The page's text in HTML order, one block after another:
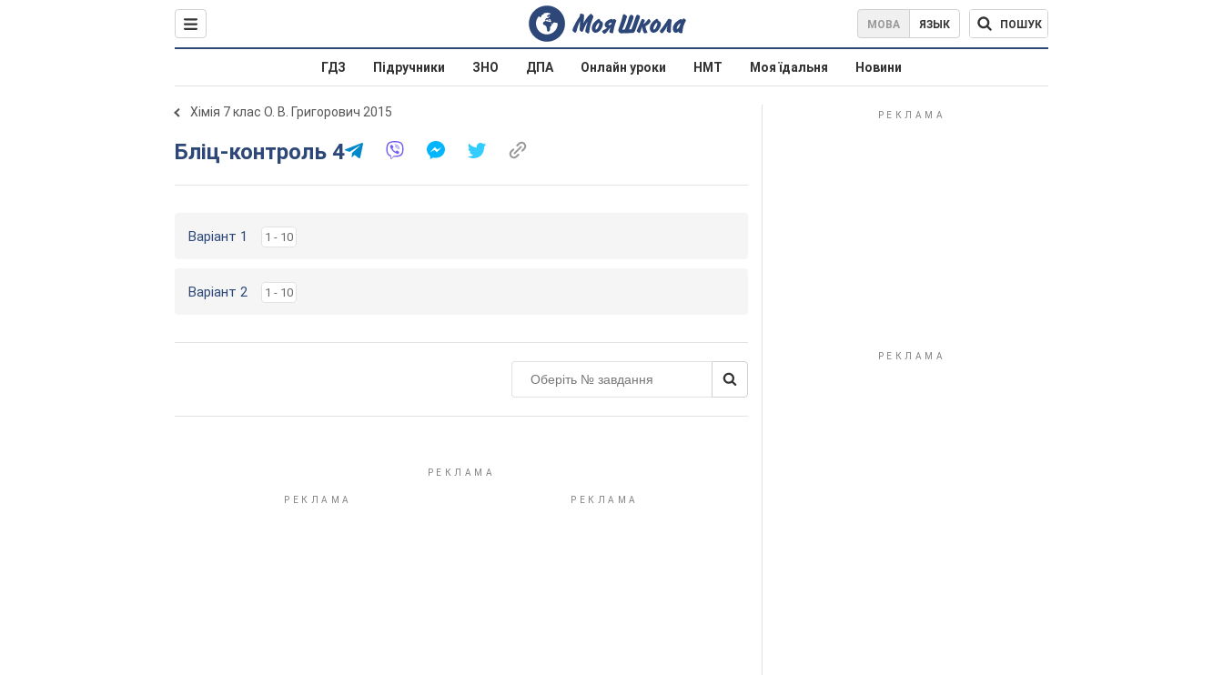
МОВА ЯЗЫК ПОШУК
ГДЗ Підручники ЗНО ДПА Онлайн уроки НМТ Моя їдальня Новини
Хімія 7 клас О. В. Григорович 2015
Бліц-контроль 4
Варіант 1 1 - 10
Варіант 2 1 - 10